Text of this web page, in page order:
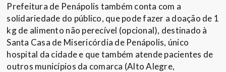
Prefeitura de Penápolis também conta com a
solidariedade do público, que pode fazer a doação de 1
kg de alimento não perecível (opcional), destinado à
Santa Casa de Misericórdia de Penápolis, único
hospital da cidade e que também atende pacientes de
outros municípios da comarca (Alto Alegre,